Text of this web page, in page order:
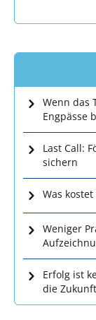
Wenn das
Engpässe
Last Call:
sichern
Was
Weniger
Erfolg ist
die